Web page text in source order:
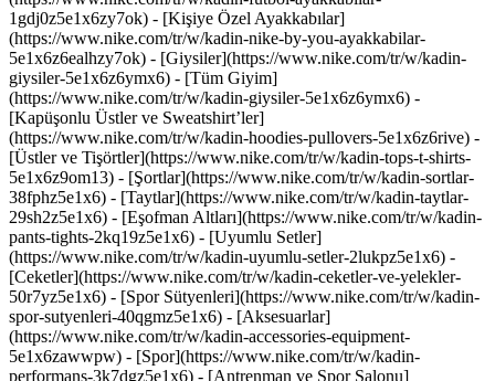
1gdj0z5e1x6zy7ok) - [Kişiye Özel Ayakkabılar]
(https://www.nike.com/tr/w/kadin-nike-by-you-ayakkabilar-
5e1x6z6ealhzy7ok) - [Giysiler](https://www.nike.com/tr/w/kadin-
giysiler-5e1x6z6ymx6) - [Tüm Giyim]
(https://www.nike.com/tr/w/kadin-giysiler-5e1x6z6ymx6) -
[Kapüşonlu Üstler ve Sweatshirt’ler]
(https://www.nike.com/tr/w/kadin-hoodies-pullovers-5e1x6z6rive) -
[Üstler ve Tişörtler](https://www.nike.com/tr/w/kadin-tops-t-shirts-
5e1x6z9om13) - [Şortlar](https://www.nike.com/tr/w/kadin-sortlar-
38fphz5e1x6) - [Taytlar](https://www.nike.com/tr/w/kadin-taytlar-
29sh2z5e1x6) - [Eşofman Altları](https://www.nike.com/tr/w/kadin-
pants-tights-2kq19z5e1x6) - [Uyumlu Setler]
(https://www.nike.com/tr/w/kadin-uyumlu-setler-2lukpz5e1x6) -
[Ceketler](https://www.nike.com/tr/w/kadin-ceketler-ve-yelekler-
50r7yz5e1x6) - [Spor Sütyenleri](https://www.nike.com/tr/w/kadin-
spor-sutyenleri-40qgmz5e1x6) - [Aksesuarlar]
(https://www.nike.com/tr/w/kadin-accessories-equipment-
5e1x6zawwpw) - [Spor](https://www.nike.com/tr/w/kadin-
performans-3k7dgz5e1x6) - [Antrenman ve Spor Salonu]